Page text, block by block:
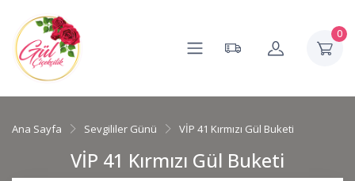
0
Ana Sayfa Sevgililer Günü VİP 41 Kırmızı Gül Buketi
VİP 41 Kırmızı Gül Buketi